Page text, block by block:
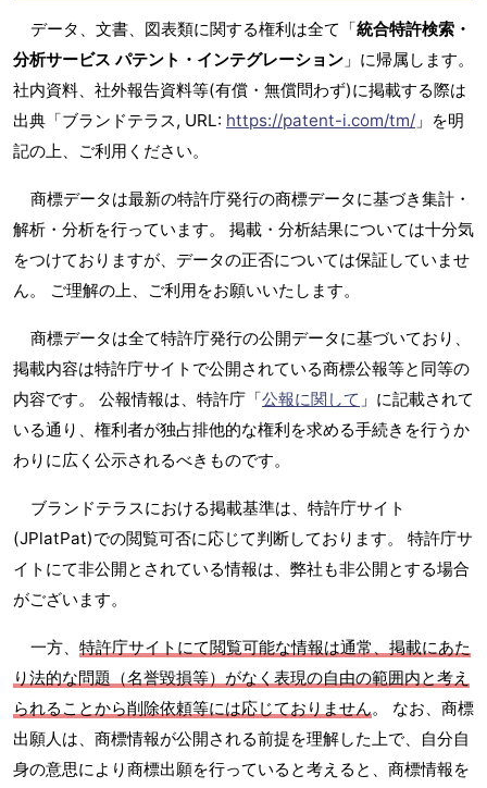
データ、文書、図表類に関する権利は全て「統合特許検索・
分析サービス パテント・インテグレーション 」に帰属します。
社内資料、社外報告資料等(有償・無償問わず)に掲載する際は
出典「ブランドテラス, URL: https://patent-i.com/tm/ 」を明
記の上、ご利用ください。
商標データは最新の特許庁発行の商標データに基づき集計・
解析・分析を行っています。 掲載・分析結果については十分気
をつけておりますが、データの正否については保証していませ
ん。 ご理解の上、ご利用をお願いいたします。
商標データは全て特許庁発行の公開データに基づいており、
掲載内容は特許庁サイトで公開されている商標公報等と同等の
内容です。 公報情報は、特許庁「公報に関して 」に記載されて
いる通り、権利者が独占排他的な権利を求める手続きを行うか
わりに広く公示されるべきものです。
ブランドテラスにおける掲載基準は、特許庁サイト
(JPlatPat)での閲覧可否に応じて判断しております。 特許庁サ
イトにて非公開とされている情報は、弊社も非公開とする場合
がございます。
一方、 特許庁サイトにて閲覧可能な情報は通常、掲載にあた
り法的な問題（名誉毀損等）がなく表現の自由の範囲内と考え
られることから削除依頼等には応じておりません。 なお、商標
出願人は、商標情報が公開される前提を理解した上で、自分自
身の意思により商標出願を行っていると考えると、商標情報を